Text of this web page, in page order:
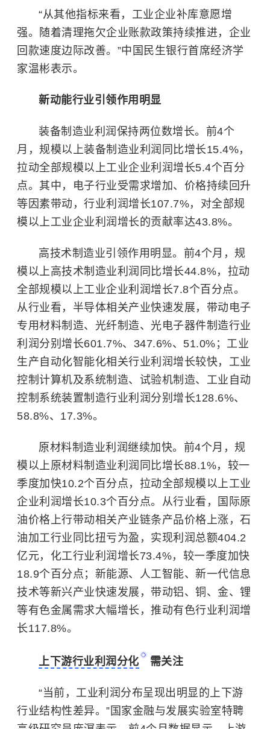
“从其他指标来看，工业企业补库意愿增
强。随着清理拖欠企业账款政策持续推进，企业
回款速度边际改善。”中国民生银行首席经济学
家温彬表示。
新动能行业引领作用明显
装备制造业利润保持两位数增长。前4个
月，规模以上装备制造业利润同比增长15.4%，
拉动全部规模以上工业企业利润增长5.4个百分
点。其中，电子行业受需求增加、价格持续回升
等因素带动，行业利润增长107.7%，对全部规
模以上工业企业利润增长的贡献率达43.8%。
高技术制造业引领作用明显。前4个月，规
模以上高技术制造业利润同比增长44.8%，拉动
全部规模以上工业企业利润增长7.8个百分点。
从行业看，半导体相关产业快速发展，带动电子
专用材料制造、光纤制造、光电子器件制造行业
利润分别增长601.7%、347.6%、51.0%；工业
生产自动化智能化相关行业利润增长较快，工业
控制计算机及系统制造、试验机制造、工业自动
控制系统装置制造行业利润分别增长128.6%、
58.8%、17.3%。
原材料制造业利润继续加快。前4个月，规
模以上原材料制造业利润同比增长88.1%，较一
季度加快10.2个百分点，拉动全部规模以上工业
企业利润增长10.3个百分点。从行业看，国际原
油价格上行带动相关产业链条产品价格上涨，石
油加工行业同比扭亏为盈，实现利润总额404.2
亿元，化工行业利润增长73.4%，较一季度加快
18.9个百分点；新能源、人工智能、 新一代信息
技术等新兴产业快速发展，带动铝、铜、金、锂
等有色金属需求大幅增长，推动有色行业利润增
长117.8%。
上下游行业利润分化 需关注
“当前，工业利润分布呈现出明显的上下游
行业结构性差异。”国家金融与发展实验室特聘